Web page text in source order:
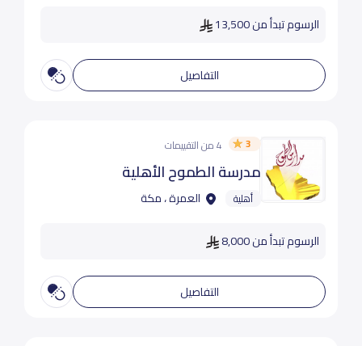
الرسوم تبدأ من 13,500
التفاصيل
3 4 من التقييمات
مدرسة الطموح الأهلية
أهلية العمرة ، مكة
الرسوم تبدأ من 8,000
التفاصيل